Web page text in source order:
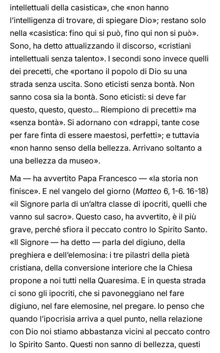
intellettuali della casistica», che «non hanno
l’intelligenza di trovare, di spiegare Dio»; restano solo
nella «casistica: fino qui si può, fino qui non si può».
Sono, ha detto attualizzando il discorso, «cristiani
intellettuali senza talento». I secondi sono invece quelli
dei precetti, che «portano il popolo di Dio su una
strada senza uscita. Sono eticisti senza bontà. Non
sanno cosa sia la bontà. Sono eticisti: si deve far
questo, questo, questo... Riempiono di precetti» ma
«senza bontà». Si adornano con «drappi, tante cose
per fare finta di essere maestosi, perfetti»; e tuttavia
«non hanno senso della bellezza. Arrivano soltanto a
una bellezza da museo».
Ma — ha avvertito Papa Francesco — «la storia non
finisce». E nel vangelo del giorno (Matteo 6, 1-6. 16-18)
«il Signore parla di un’altra classe di ipocriti, quelli che
vanno sul sacro». Questo caso, ha avvertito, è il più
grave, perché sfiora il peccato contro lo Spirito Santo.
«Il Signore — ha detto — parla del digiuno, della
preghiera e dell’elemosina: i tre pilastri della pietà
cristiana, della conversione interiore che la Chiesa
propone a noi tutti nella Quaresima. E in questa strada
ci sono gli ipocriti, che si pavoneggiano nel fare
digiuno, nel fare elemosine, nel pregare. Io penso che
quando l’ipocrisia arriva a quel punto, nella relazione
con Dio noi stiamo abbastanza vicini al peccato contro
lo Spirito Santo. Questi non sanno di bellezza, questi